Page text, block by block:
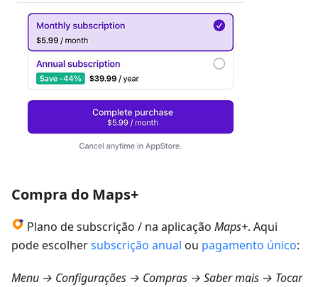
Compra do Maps+
Plano de subscrição / na aplicação Maps+. Aqui
pode escolhersubscrição anual ou pagamento único:
Menu → Configurações → Compras → Saber mais → Tocar